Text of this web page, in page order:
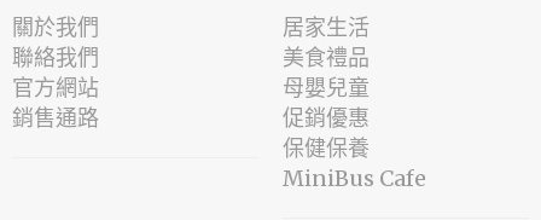
關於我們
聯絡我們
官方網站
銷售通路
居家生活
美食禮品
母嬰兒童
促銷優惠
保健保養
MiniBus Cafe